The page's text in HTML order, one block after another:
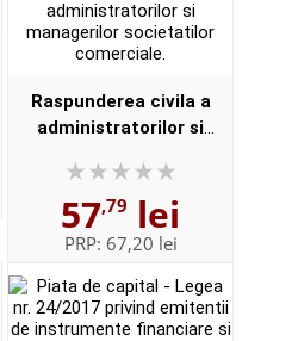
Raspunderea civila a
administratorilor si
comerciale.
57,79 lei
PRP: 67,20 lei